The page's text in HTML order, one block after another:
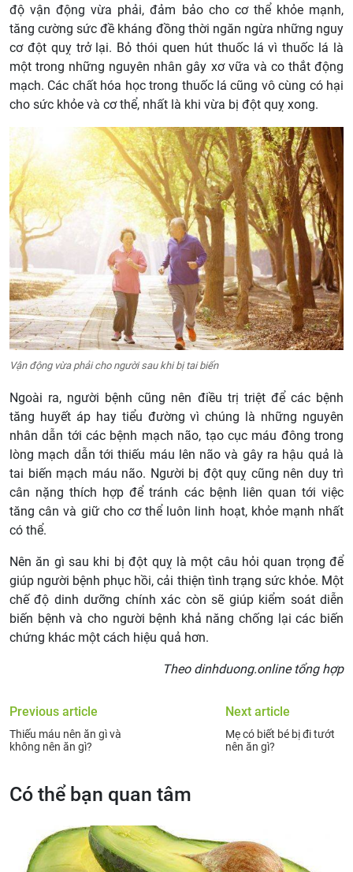
độ vận động vừa phải, đảm bảo cho cơ thể khỏe mạnh,
tăng cường sức đề kháng đồng thời ngăn ngừa những nguy
cơ đột quỵ trở lại. Bỏ thói quen hút thuốc lá vì thuốc lá là
một trong những nguyên nhân gây xơ vữa và co thắt động
mạch. Các chất hóa học trong thuốc lá cũng vô cùng có hại
cho sức khỏe và cơ thể, nhất là khi vừa bị đột quỵ xong.
Vận động vừa phải cho người sau khi bị tai biến
Ngoài ra, người bệnh cũng nên điều trị triệt để các bệnh
tăng huyết áp hay tiểu đường vì chúng là những nguyên
nhân dẫn tới các bệnh mạch não, tạo cục máu đông trong
lòng mạch dẫn tới thiếu máu lên não và gây ra hậu quả là
tai biến mạch máu não. Người bị đột quỵ cũng nên duy trì
cân nặng thích hợp để tránh các bệnh liên quan tới việc
tăng cân và giữ cho cơ thể luôn linh hoạt, khỏe mạnh nhất
có thể.
Nên ăn gì sau khi bị đột quỵ là một câu hỏi quan trọng để
giúp người bệnh phục hồi, cải thiện tình trạng sức khỏe. Một
chế độ dinh dưỡng chính xác còn sẽ giúp kiểm soát diễn
biến bệnh và cho người bệnh khả năng chống lại các biến
chứng khác một cách hiệu quả hơn.
Theo dinhduong.online tổng hợp
Previous article
Thiếu máu nên ăn gì và
không nên ăn gì?
Next article
Mẹ có biết bé bị đi tướt
nên ăn gì?
Có thể bạn quan tâm